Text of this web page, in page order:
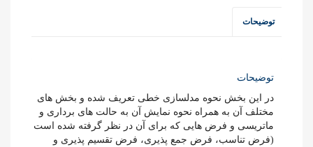
توضیحات
توضیحات
در این بخش نحوه مدلسازی خطی تعریف شده و بخش های
مختلف آن به همراه نحوه نمایش آن به حالت های برداری و
ماتریسی و فرض هایی که برای آن در نظر گرفته شده است
(فرض تناسب، فرض جمع پذیری، فرض تقسیم پذیری و